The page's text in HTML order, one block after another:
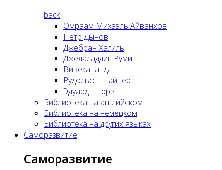
back
Омраам Михаэль Айванхов
Петр Дынов
Джебран Халиль
Джелаладдин Руми
Вивекананда
Рудольф Штайнер
Эдуард Шюре
Библиотека на английском
Библиотека на немецком
Библиотека на других языках
Саморазвитие
Саморазвитие